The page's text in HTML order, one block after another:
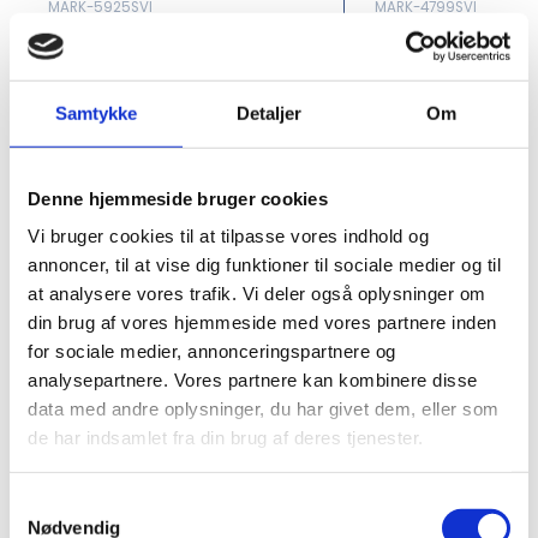
Samtykke Detaljer Om
Denne hjemmeside bruger cookies
Vi bruger cookies til at tilpasse vores indhold og
annoncer, til at vise dig funktioner til sociale medier og til
at analysere vores trafik. Vi deler også oplysninger om
din brug af vores hjemmeside med vores partnere inden
for sociale medier, annonceringspartnere og
analysepartnere. Vores partnere kan kombinere disse
data med andre oplysninger, du har givet dem, eller som
de har indsamlet fra din brug af deres tjenester.
Nødvendig
MARK-5925SVI
Markberg Læder
Shoppertaske
DKK 400.00
In stock
Min. purchase of 4 Pcs required
MARK-4799SVI
Marberg Saya
Espresso Brown
DKK 560.00
In stock
Min. purchase of